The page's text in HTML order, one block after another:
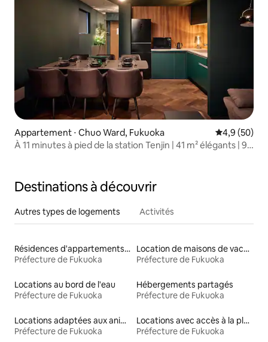
Appartement ⋅ Chuo Ward, Fukuoka Évaluation
4,9 (50)
À 11 minutes à pied de la station Tenjin | 41 m² élégants | 9
Destinations à découvrir
Autres types de logements Activités
Résidences d'appartements en location
Préfecture de Fukuoka
Location de maisons de vacances
Préfecture de Fukuoka
Locations au bord de l'eau
Préfecture de Fukuoka
Hébergements partagés
Préfecture de Fukuoka
Locations adaptées aux animaux
Préfecture de Fukuoka
Locations avec accès à la plage
Préfecture de Fukuoka